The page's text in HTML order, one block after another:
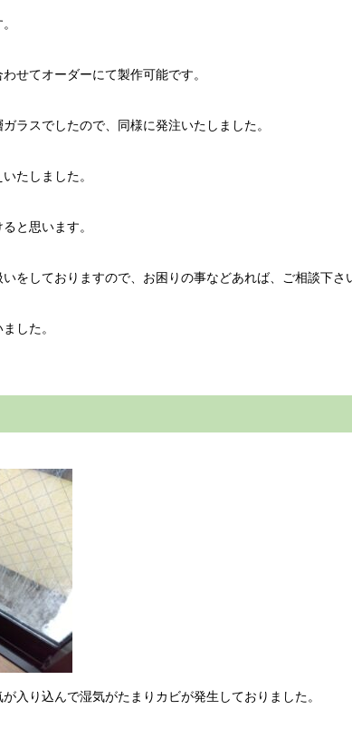
せてオーダーにて製作可能です。
ラスでしたので、同様に発注いたしました。
たしました。
と思います。
をしておりますので、お困りの事などあれば、ご相談下さ
した。
入り込んで湿気がたまりカビが発生しておりました。